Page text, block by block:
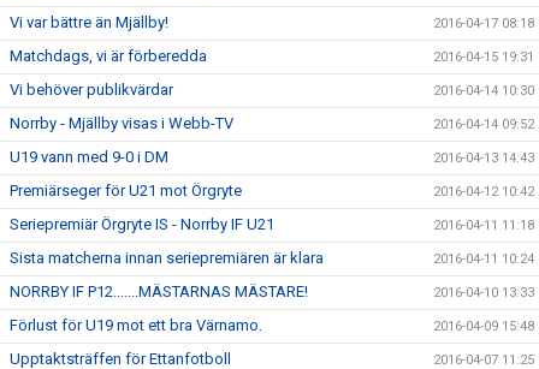
Vi var bättre än Mjällby! 2016-04-17 08:18
Matchdags, vi är förberedda 2016-04-15 19:31
Vi behöver publikvärdar 2016-04-14 10:30
Norrby - Mjällby visas i Webb-TV 2016-04-14 09:52
U19 vann med 9-0 i DM 2016-04-13 14:43
Premiärseger för U21 mot Örgryte 2016-04-12 10:42
Seriepremiär Örgryte IS - Norrby IF U21 2016-04-11 11:18
Sista matcherna innan seriepremiären är klara 2016-04-11 10:24
NORRBY IF P12.......MÄSTARNAS MÄSTARE! 2016-04-10 13:33
Förlust för U19 mot ett bra Värnamo. 2016-04-09 15:48
Upptaktsträffen för Ettanfotboll 2016-04-07 11:25